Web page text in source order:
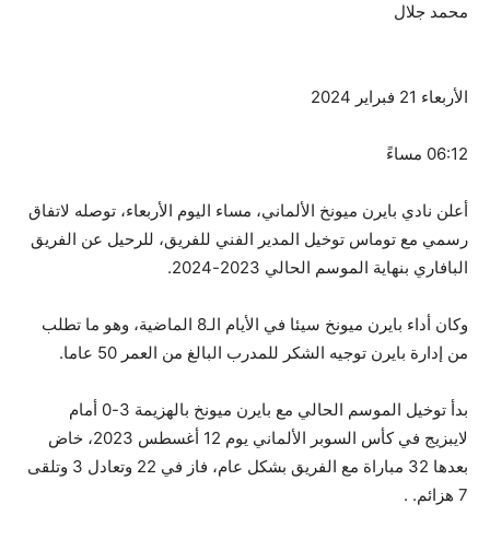
محمد جلال
الأربعاء 21 فبراير 2024
06:12 مساءً
أعلن نادي بايرن ميونخ الألماني، مساء اليوم الأربعاء، توصله لاتفاق
رسمي مع توماس توخيل المدير الفني للفريق، للرحيل عن الفريق
البافاري بنهاية الموسم الحالي 2023-2024.
وكان أداء بايرن ميونخ سيئا في الأيام الـ8 الماضية، وهو ما تطلب
من إدارة بايرن توجيه الشكر للمدرب البالغ من العمر 50 عاما.
بدأ توخيل الموسم الحالي مع بايرن ميونخ بالهزيمة 3-0 أمام
لايبزيج في كأس السوبر الألماني يوم 12 أغسطس 2023، خاض
بعدها 32 مباراة مع الفريق بشكل عام، فاز في 22 وتعادل 3 وتلقى
7 هزائم. .